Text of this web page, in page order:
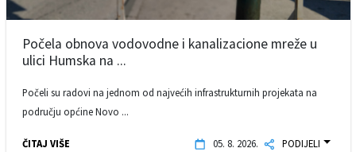
Počela obnova vodovodne i kanalizacione mreže u
ulici Humska na ...
Počeli su radovi na jednom od najvećih infrastrukturnih projekata na
području općine Novo ...
ČITAJ VIŠE 05. 8. 2026. PODIJELI